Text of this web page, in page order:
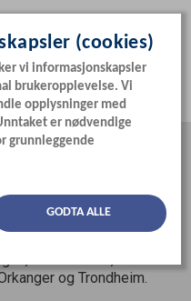
transportselskaper
ansatte. Vi har kontorer
og Trondheim.
(cookies)
vi informasjonskapsler
brukeropplevelse. Vi
opplysninger med
er nødvendige
grunnleggende
GODTA ALLE